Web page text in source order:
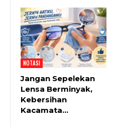
NOTASI
Jangan Sepelekan
Lensa Berminyak,
Kebersihan
Kacamata…